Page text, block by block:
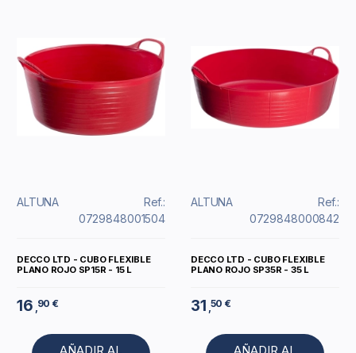
ALTUNA
Ref.:
0729848001504
DECCO LTD - CUBO FLEXIBLE
PLANO ROJO SP15R - 15 L
16 90 €
ALTUNA
Ref.:
0729848000842
DECCO LTD - CUBO FLEXIBLE
PLANO ROJO SP35R - 35 L
31 ,50 €